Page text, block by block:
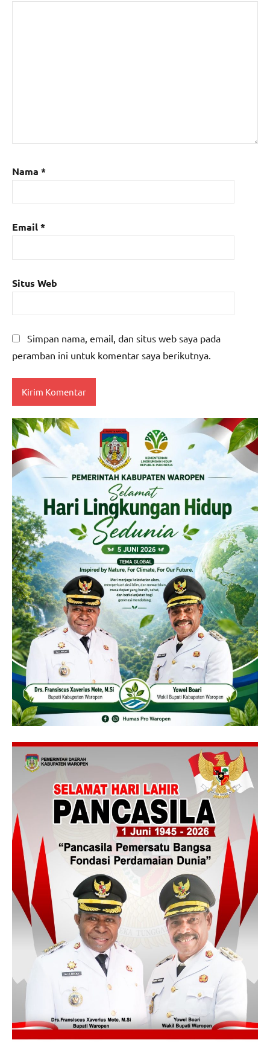
Nama *
Email*
Situs Web
Simpan nama, email, dan situs web saya pada
peramban ini untuk komentar saya berikutnya.